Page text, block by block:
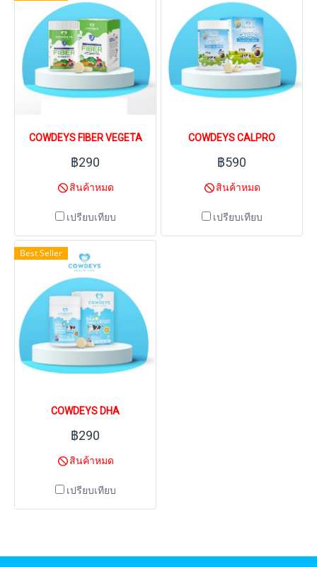
COWDEYS FIBER VEGETA
฿290
สินค้าหมด
เปรียบเทียบ
COWDEYS CALPRO
฿590
สินค้าหมด
เปรียบเทียบ
Best Seller
COWDEYS DHA
฿290
สินค้าหมด
เปรียบเทียบ